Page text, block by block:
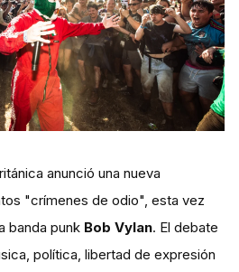
anunció una nueva
"crímenes de odio", esta vez
banda punk Bob Vylan. El debate
política, libertad de expresión